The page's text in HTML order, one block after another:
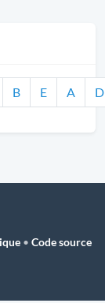
B E A D
• Code source